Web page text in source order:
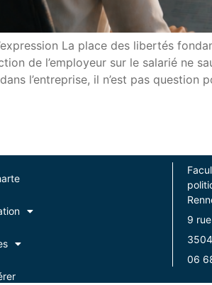
La place des libertés
de l’employeur sur le salarié ne
l’entreprise, il n’est pas question
9
06